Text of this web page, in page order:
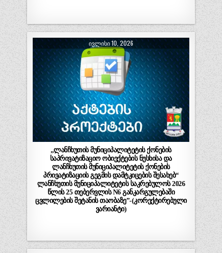
ᲘᲕᲚᲘᲡᲘ 10, 2026
„ლანჩხუთის მუნიციპალიტეტის ქონების
საპრივატიზაციო ობიექტების ნუსხისა და
ლანჩხუთის მუნიციპალიტეტის ქონების
პრივატიზაციის გეგმის დამტკიცების შესახებ“
ლანჩხუთის მუნიციპალიტეტის საკრებულოს 2026
წლის 25 თებერვლის N6 განკარგულებაში
ცვლილების შეტანის თაობაზე”-(კორექტირებული
ვარიანტი)